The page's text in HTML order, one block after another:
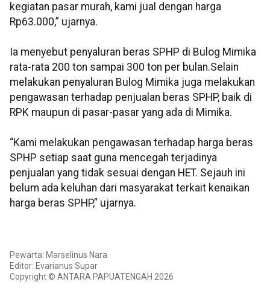
kegiatan pasar murah, kami jual dengan harga
Rp63.000,” ujarnya.
Ia menyebut penyaluran beras SPHP di Bulog Mimika
rata-rata 200 ton sampai 300 ton per bulan.Selain
melakukan penyaluran Bulog Mimika juga melakukan
pengawasan terhadap penjualan beras SPHP, baik di
RPK maupun di pasar-pasar yang ada di Mimika.
“Kami melakukan pengawasan terhadap harga beras
SPHP setiap saat guna mencegah terjadinya
penjualan yang tidak sesuai dengan HET. Sejauh ini
belum ada keluhan dari masyarakat terkait kenaikan
harga beras SPHP,” ujarnya.
Pewarta: Marselinus Nara
Editor: Evarianus Supar
Copyright © ANTARA PAPUATENGAH 2026